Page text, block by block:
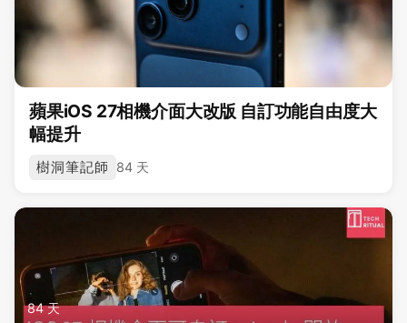
蘋果iOS 27相機介面大改版 自訂功能自由度大
幅提升
樹洞筆記師 84 天
84 天